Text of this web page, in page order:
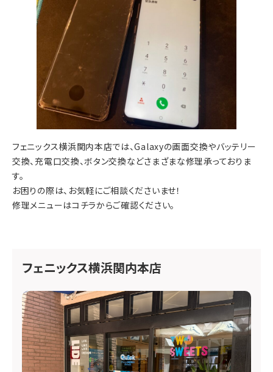
フェニックス横浜関内本店では、Galaxyの画面交換やバッテリー
交換、充電口交換、ボタン交換などさまざまな修理承っておりま
す。
お困りの際は、お気軽にご相談くださいませ！
修理メニューはコチラからご確認ください。
フェニックス横浜関内本店